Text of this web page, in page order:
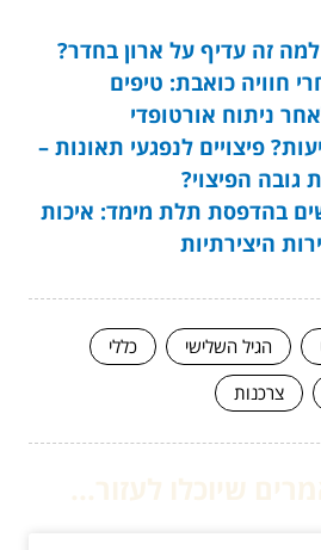
זה עדיף על ארון בחדר?
חוויה כואבת: טיפים
ניתוח אורטופדי
פיצויים לנפגעי תאונות –
הפיצוי?
בהדפסת תלת מימד: איכות
היצירתיות
הגיל השלישי
כללי
צרכנות